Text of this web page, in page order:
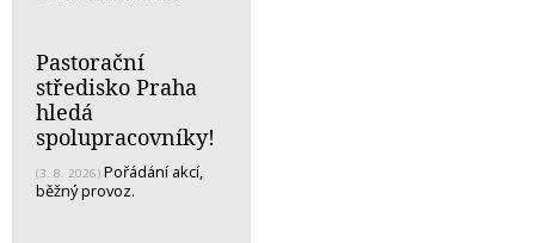
Pastorační
středisko Praha
hledá
spolupracovníky!
(3. 8. 2026) Pořádání akcí,
běžný provoz.